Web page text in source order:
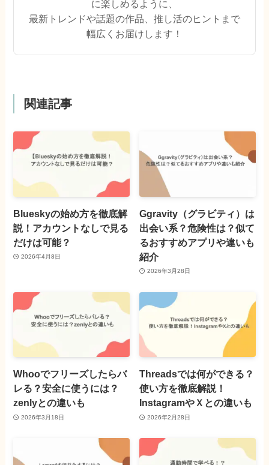
に楽しめるように、
最新トレンドや話題の作品、推し活のヒントまで
幅広くお届けします！
関連記事
Blueskyの始め方を徹底解
説！アカウントなしで見る
だけは可能？
2026年4月8日
Ggravity（グラビティ）は
出会い系？危険性は？似て
るおすすめアプリや違いも
紹介
2026年3月28日
Whooでフリーズしたらバ
レる？安全に使うには？
zenlyとの違いも
2026年3月18日
Threadsでは何ができる？
使い方を徹底解説！
InstagramやＸとの違いも
2026年2月28日